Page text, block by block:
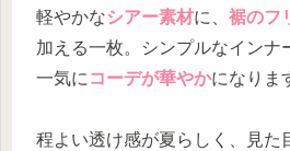
軽やかなシアー素材に、 裾のフ
加える一枚。シンプルなインナ
一気に コーデが華やかになりま
程よい透け感が夏らしく、見た